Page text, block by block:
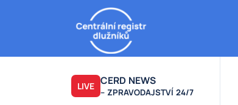
LIVE CERD NEWS
– ZPRAVODAJSTVÍ 24/7